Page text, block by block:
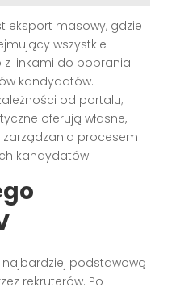
eksport masowy, gdzie
wszystkie
z linkami do pobrania
kandydatów.
od portalu;
oferują własne,
procesem
kandydatów.
najbardziej podstawową
rekruterów. Po